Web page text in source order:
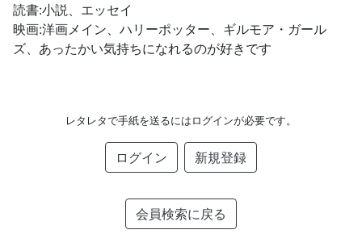
読書:小説、エッセイ
映画:洋画メイン、ハリーポッター、ギルモア・ガール
ズ、あったかい気持ちになれるのが好きです
レタレタで手紙を送るにはログインが必要です。
ログイン 新規登録
会員検索に戻る